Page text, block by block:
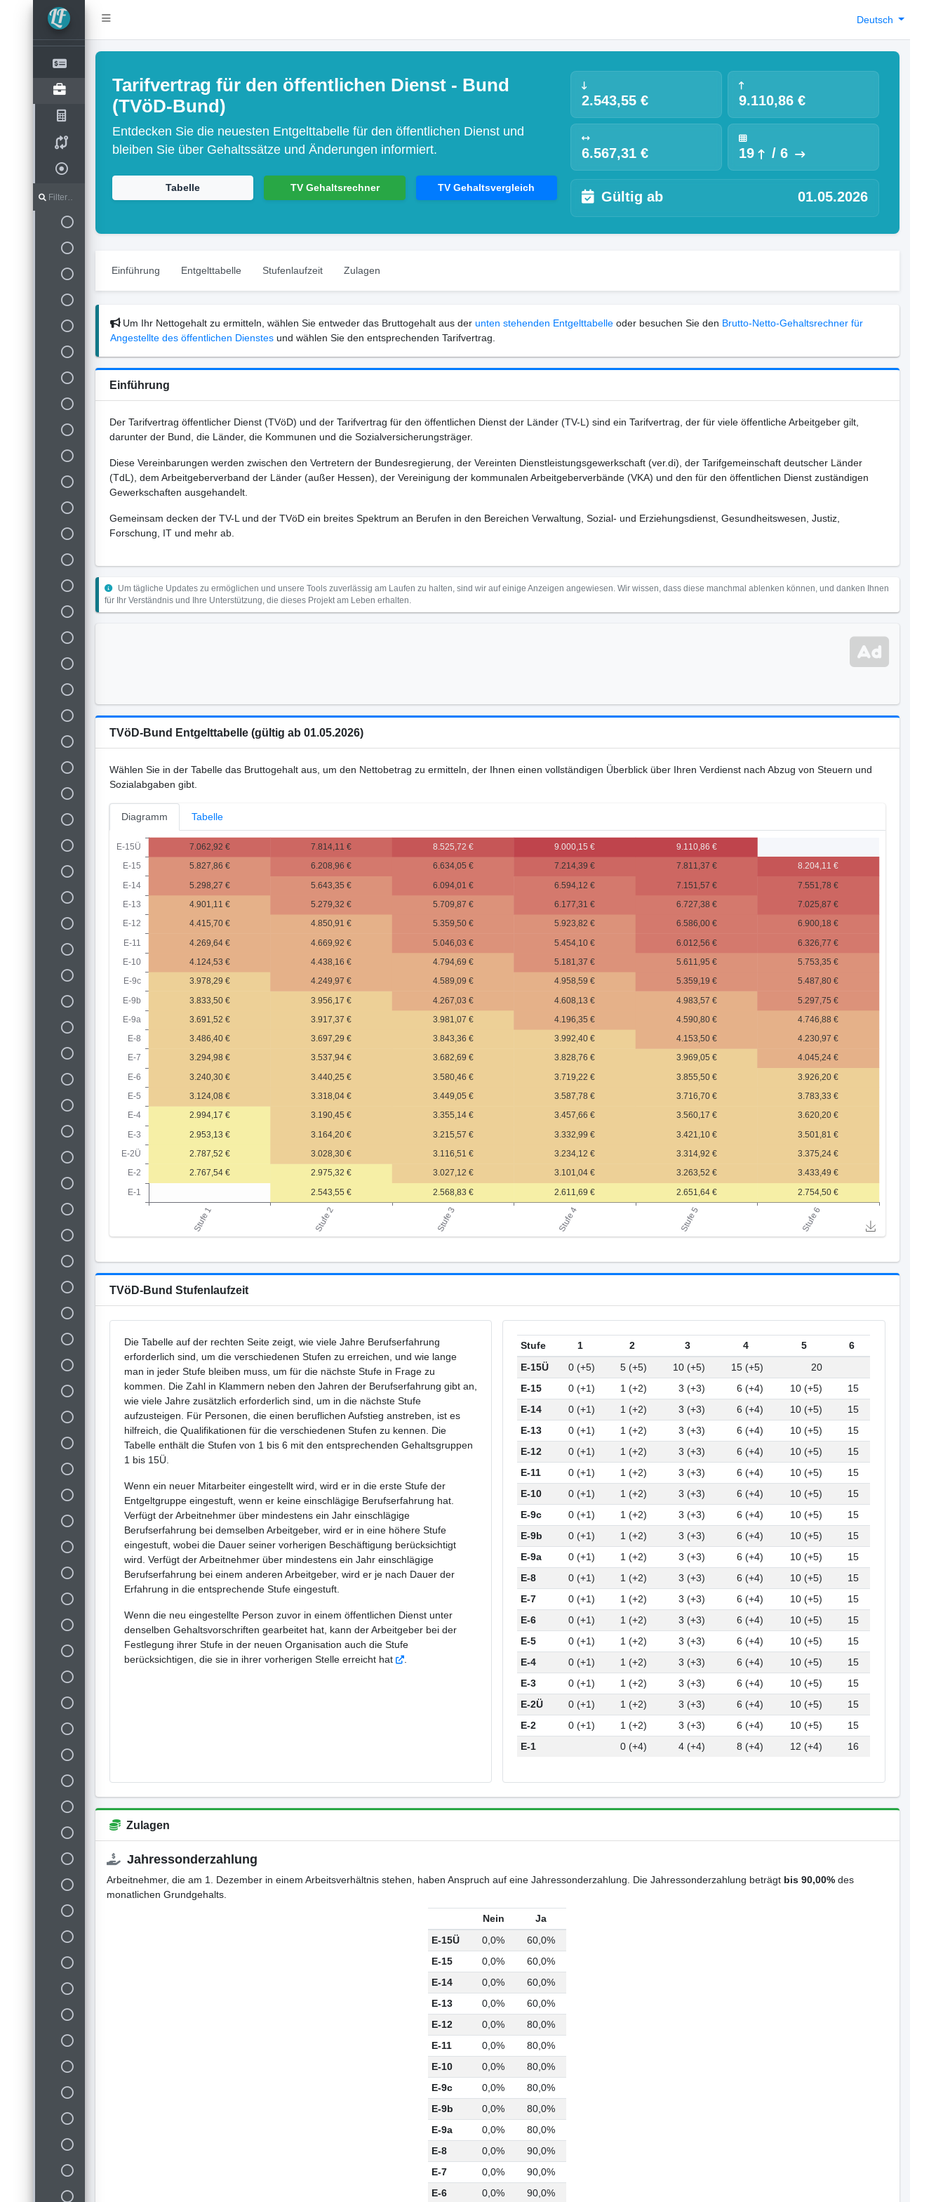
Deutsch
Tarifvertrag für den öffentlichen Dienst - Bund
(TVöD-Bund)
Entdecken Sie die neuesten Entgelttabelle für den öffentlichen Dienst und
bleiben Sie über Gehaltssätze und Änderungen informiert.
Tabelle TV Gehaltsrechner TV Gehaltsvergleich
2.543,55 € 9.110,86 €
6.567,31 € 19 / 6
Gültig ab 01.05.2026
Einführung Entgelttabelle Stufenlaufzeit Zulagen
Um Ihr Nettogehalt zu ermitteln, wählen Sie entweder das Bruttogehalt aus derunten stehenden Entgelttabelle oder besuchen Sie den Brutto-Netto-Gehaltsrechner für
Angestellte des öffentlichen Dienstes und wählen Sie den entsprechenden Tarifvertrag.
Einführung
Der Tarifvertrag öffentlicher Dienst (TVöD) und der Tarifvertrag für den öffentlichen Dienst der Länder (TV-L) sind ein Tarifvertrag, der für viele öffentliche Arbeitgeber gilt,
darunter der Bund, die Länder, die Kommunen und die Sozialversicherungsträger.
Diese Vereinbarungen werden zwischen den Vertretern der Bundesregierung, der Vereinten Dienstleistungsgewerkschaft (ver.di), der Tarifgemeinschaft deutscher Länder
(TdL), dem Arbeitgeberverband der Länder (außer Hessen), der Vereinigung der kommunalen Arbeitgeberverbände (VKA) und den für den öffentlichen Dienst zuständigen
Gewerkschaften ausgehandelt.
Gemeinsam decken der TV-L und der TVöD ein breites Spektrum an Berufen in den Bereichen Verwaltung, Sozial- und Erziehungsdienst, Gesundheitswesen, Justiz,
Forschung, IT und mehr ab.
Um tägliche Updates zu ermöglichen und unsere Tools zuverlässig am Laufen zu halten, sind wir auf einige Anzeigen angewiesen. Wir wissen, dass diese manchmal ablenken können, und danken Ihnen
für Ihr Verständnis und Ihre Unterstützung, die dieses Projekt am Leben erhalten.
TVöD-Bund Entgelttabelle (gültig ab 01.05.2026)
Wählen Sie in der Tabelle das Bruttogehalt aus, um den Nettobetrag zu ermitteln, der Ihnen einen vollständigen Überblick über Ihren Verdienst nach Abzug von Steuern und
Sozialabgaben gibt.
Diagramm Tabelle
TVöD-Bund Stufenlaufzeit
Die Tabelle auf der rechten Seite zeigt, wie viele Jahre Berufserfahrung
erforderlich sind, um die verschiedenen Stufen zu erreichen, und wie lange
man in jeder Stufe bleiben muss, um für die nächste Stufe in Frage zu
kommen. Die Zahl in Klammern neben den Jahren der Berufserfahrung gibt an,
wie viele Jahre zusätzlich erforderlich sind, um in die nächste Stufe
aufzusteigen. Für Personen, die einen beruflichen Aufstieg anstreben, ist es
hilfreich, die Qualifikationen für die verschiedenen Stufen zu kennen. Die
Tabelle enthält die Stufen von 1 bis 6 mit den entsprechenden Gehaltsgruppen
1 bis 15Ü.
Wenn ein neuer Mitarbeiter eingestellt wird, wird er in die erste Stufe der
Entgeltgruppe eingestuft, wenn er keine einschlägige Berufserfahrung hat.
Verfügt der Arbeitnehmer über mindestens ein Jahr einschlägige
Berufserfahrung bei demselben Arbeitgeber, wird er in eine höhere Stufe
eingestuft, wobei die Dauer seiner vorherigen Beschäftigung berücksichtigt
wird. Verfügt der Arbeitnehmer über mindestens ein Jahr einschlägige
Berufserfahrung bei einem anderen Arbeitgeber, wird er je nach Dauer der
Erfahrung in die entsprechende Stufe eingestuft.
Wenn die neu eingestellte Person zuvor in einem öffentlichen Dienst unter
denselben Gehaltsvorschriften gearbeitet hat, kann der Arbeitgeber bei der
Festlegung ihrer Stufe in der neuen Organisation auch die Stufe
berücksichtigen, die sie in ihrer vorherigen Stelle erreicht hat
Stufe 1 2 3 4 5
6
E-15Ü
0 (+5) 5 (+5) 10 (+5) 15 (+5)
20
E-15
0 (+1) 1 (+2) 3 (+3) 6 (+4) 10 (+5)
15
E-14
0 (+1) 1 (+2) 3 (+3) 6 (+4) 10 (+5)
15
E-13
0 (+1) 1 (+2) 3 (+3) 6 (+4) 10 (+5)
15
E-12
0 (+1) 1 (+2) 3 (+3) 6 (+4) 10 (+5)
15
E-11
0 (+1) 1 (+2) 3 (+3) 6 (+4) 10 (+5)
15
E-10
0 (+1) 1 (+2) 3 (+3) 6 (+4) 10 (+5)
15
E-9c
0 (+1) 1 (+2) 3 (+3) 6 (+4) 10 (+5)
15
E-9b
0 (+1) 1 (+2) 3 (+3) 6 (+4) 10 (+5)
15
E-9a
0 (+1) 1 (+2) 3 (+3) 6 (+4) 10 (+5)
15
E-8
0 (+1) 1 (+2) 3 (+3) 6 (+4) 10 (+5)
15
E-7
0 (+1) 1 (+2) 3 (+3) 6 (+4) 10 (+5)
15
E-6
0 (+1) 1 (+2) 3 (+3) 6 (+4) 10 (+5)
15
E-5
0 (+1) 1 (+2) 3 (+3) 6 (+4) 10 (+5)
15
E-4
0 (+1) 1 (+2) 3 (+3) 6 (+4) 10 (+5)
15
E-3
0 (+1) 1 (+2) 3 (+3) 6 (+4) 10 (+5)
15
E-2Ü
0 (+1) 1 (+2) 3 (+3) 6 (+4) 10 (+5)
15
E-2
0 (+1) 1 (+2) 3 (+3) 6 (+4) 10 (+5)
15
E-1
0 (+4) 4 (+4) 8 (+4) 12 (+4) 16
Zulagen
Jahressonderzahlung
Arbeitnehmer, die am 1. Dezember in einem Arbeitsverhältnis stehen, haben Anspruch auf eine Jahressonderzahlung. Die Jahressonderzahlung beträgt bis 90,00% des
monatlichen Grundgehalts.
Nein
Ja
E-15Ü
0,0%
60,0%
E-15
0,0%
60,0%
E-14
0,0%
60,0%
E-13
0,0%
60,0%
E-12
0,0%
80,0%
E-11
0,0%
80,0%
E-10
0,0%
80,0%
E-9c
0,0%
80,0%
E-9b
0,0%
80,0%
E-9a
0,0%
80,0%
E-8
0,0%
90,0%
E-7
0,0%
90,0%
E-6
0,0% 90,0%